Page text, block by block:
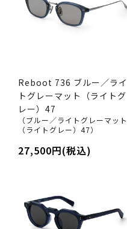
Reboot 736 ブルー／ライ
トグレーマット（ライトグ
レー）47
（ブルー／ライトグレーマット
（ライトグレー）47）
27,500円(税込)